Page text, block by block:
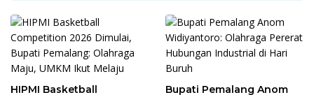
HIPMI Basketball
Bupati Pemalang Anom